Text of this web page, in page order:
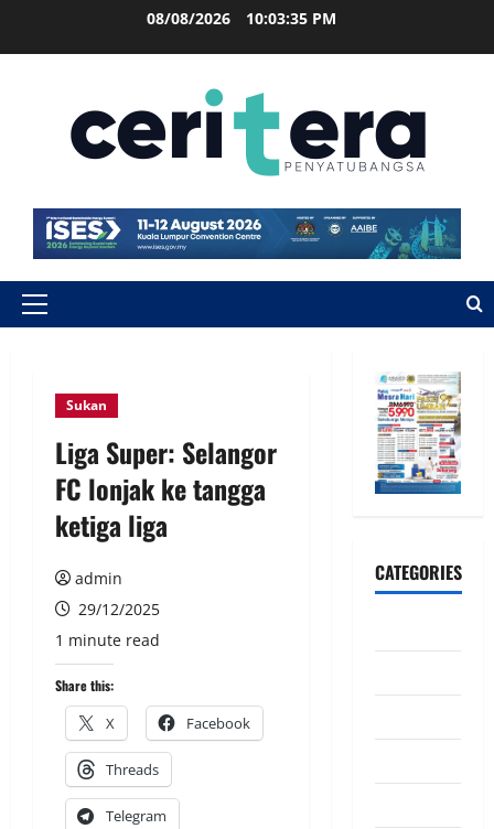
08/08/2026 10:03:35 PM
Sukan
Liga Super: Selangor
FC lonjak ke tangga
ketiga liga
admin
29/12/2025
1 minute read
Share this:
X Facebook
Threads
Telegram
CATEGORIES